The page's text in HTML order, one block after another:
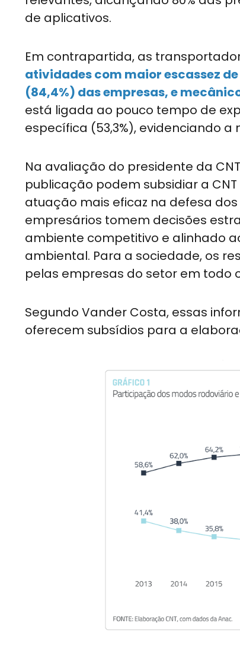
de aplicativos.
Em contrapartida, as
atividades com maior escassez
(84,4%) das empresas, e
está ligada ao pouco tempo de
específica (53,3%), evidenciando
Na avaliação do presidente da
publicação podem subsidiar a
atuação mais eficaz na defesa
empresários tomem decisões
ambiente competitivo e alinhado
ambiental. Para a sociedade, os
pelas empresas do setor em todo
Segundo Vander Costa, essas
oferecem subsídios para a